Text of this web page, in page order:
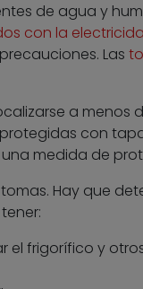
de agua y
con la
Las
a menos
con
medida de
Hay que
el frigorífico y